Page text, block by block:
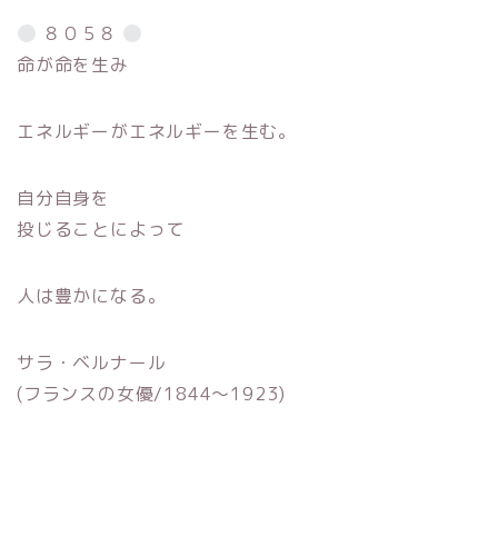
８０５８
命が命を生み
エネルギーがエネルギーを生む。
自分自身を
投じることによって
人は豊かになる。
サラ・ベルナール
(フランスの女優/1844〜1923)